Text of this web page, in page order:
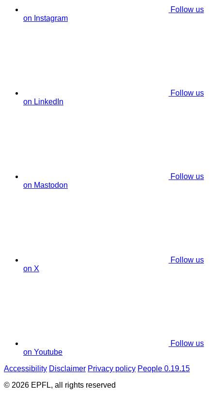
Follow us
on Instagram
Follow us
on LinkedIn
Follow us
on Mastodon
Follow us
on X
Follow us
on Youtube
Accessibility Disclaimer Privacy policy People 0.19.15
© 2026 EPFL, all rights reserved